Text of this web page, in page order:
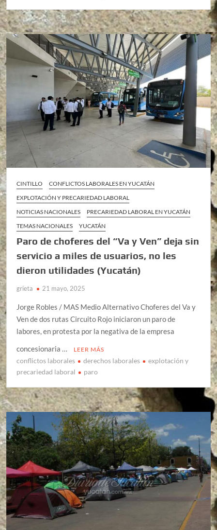
CINTILLO
CONFLICTOS LABORALES EN YUCATÁN
EXPLOTACIÓN Y PRECARIEDAD LABORAL
NOTICIAS NACIONALES
PRECARIEDAD LABORAL EN YUCATÁN
TEMAS NACIONALES
YUCATÁN
Paro de choferes del “Va y Ven” deja sin
servicio a miles de usuarios, no les
dieron utilidades (Yucatán)
grieta 21 mayo, 2025
Jorge Robles / MAS Medio Alternativo Choferes del Va y
Ven de dos rutas Circuito Rojo iniciaron un paro de
labores, en protesta por la negativa de la empresa
concesionaria …
LEER MÁS
conflictos laborales derechos laborales
explotación y
precariedad laboral
paro